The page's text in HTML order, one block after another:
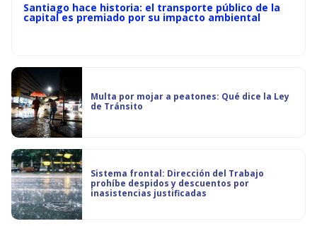
Santiago hace historia: el transporte público de la
capital es premiado por su impacto ambiental
Multa por mojar a peatones: Qué dice la Ley
de Tránsito
Sistema frontal: Dirección del Trabajo
prohíbe despidos y descuentos por
inasistencias justificadas